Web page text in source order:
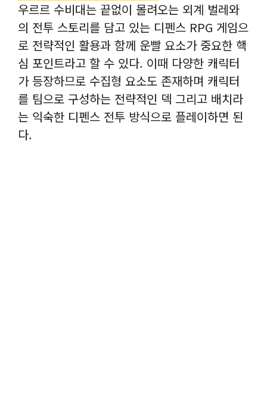
우르르 수비대는 끝없이 몰려오는 외계 벌레와
의 전투 스토리를 담고 있는 디펜스 RPG 게임으
로 전략적인 활용과 함께 운빨 요소가 중요한 핵
심 포인트라고 할 수 있다. 이때 다양한 캐릭터
가 등장하므로 수집형 요소도 존재하며 캐릭터
를 팀으로 구성하는 전략적인 덱 그리고 배치라
는 익숙한 디펜스 전투 방식으로 플레이하면 된
다.